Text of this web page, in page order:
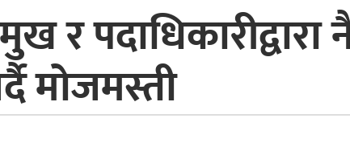
र पदाधिकारीद्वारा
मोजमस्ती